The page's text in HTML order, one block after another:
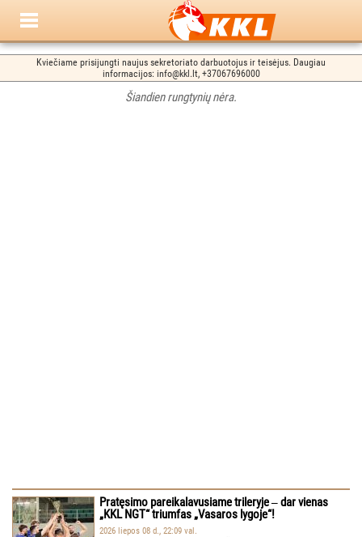
Kviečiame prisijungti naujus sekretoriato darbuotojus ir teisėjus. Daugiau
informacijos: info@kkl.lt, +37067696000
Šiandien rungtynių nėra.
Pratęsimo pareikalavusiame trileryje ‒ dar vienas
„KKL NGT“ triumfas „Vasaros lygoje“!
2026 liepos 08 d., 22:09 val.